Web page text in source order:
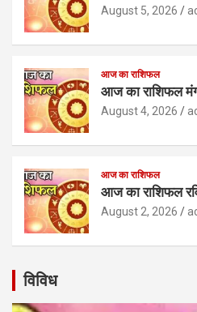
August 5, 2026
आज का राशिफल
आज का राशिफल
August 4, 2026
आज का राशिफल
आज का राशिफल
August 2, 2026
विविध